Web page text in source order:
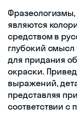
являются
средством в
глубокий
для придания
окраски.
выражений,
представляя
соответствии с